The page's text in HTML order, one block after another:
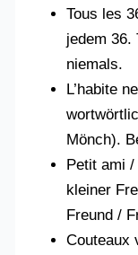
Tous les
jedem 36.
niemals.
L’habite
Mönch).
Petit ami
kleiner
Freund /
Couteaux